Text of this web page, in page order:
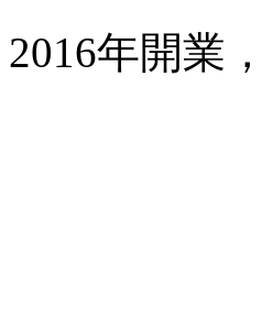
2016年開業